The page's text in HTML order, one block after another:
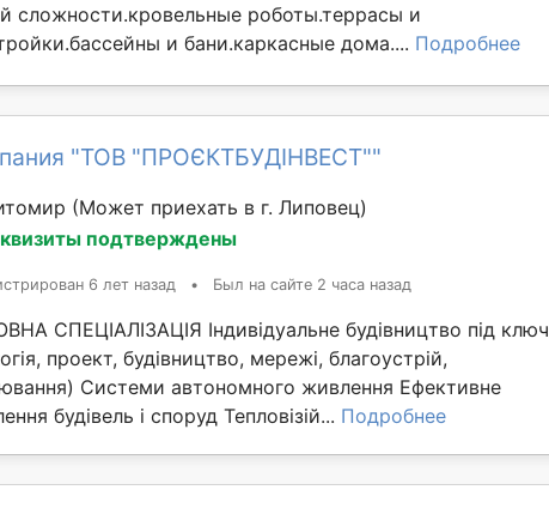
сложности.кровельные роботы.террасы и
и бани.каркасные дома.... Подробнее
"ТОВ "ПРОЄКТБУДІНВЕСТ""
(Может приехать в г. Липовец)
подтверждены
6 лет назад • Был на сайте 2 часа назад
СПЕЦІАЛІЗАЦІЯ Індивідуальне будівництво під ключ
проект, будівництво, мережі, благоустрій,
Системи автономного живлення Ефективне
будівель і споруд Тепловізій... Подробнее